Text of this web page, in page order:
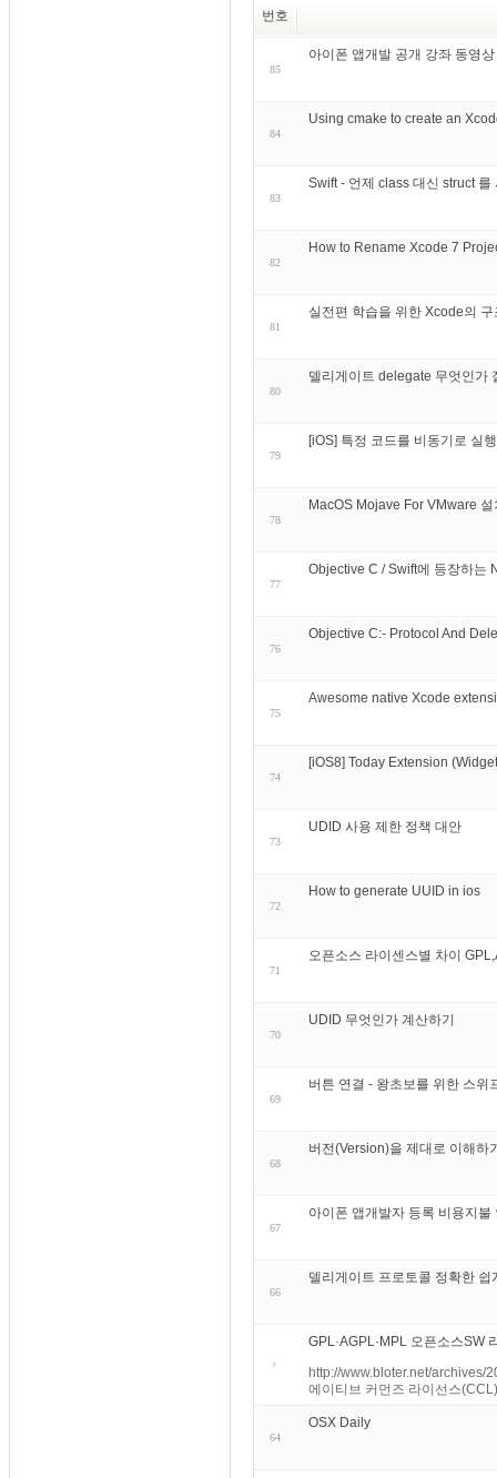
번호
85
아이폰 앱개발 공개 강좌 동영
84
Using cmake to create an
83
Swift - 언제 class 대신 struct 를
82
How to Rename Xcode 7
81
실전편 학습을 위한 Xcode의
80
델리게이트 delegate 무엇인가
79
[iOS] 특정 코드를 비동기로 실
78
MacOS Mojave For VMware 설
77
Objective C / Swift에 등장하는
76
Objective C:- Protocol And
75
Awesome native Xcode
74
[iOS8] Today Extension
73
UDID 사용 제한 정책 대안
72
How to generate UUID in ios
71
오픈소스 라이센스별 차이
70
UDID 무엇인가 계산하기
69
버튼 연결 - 왕초보를 위한 스
68
버전(Version)을 제대로 이해하
67
아이폰 앱개발자 등록 비용지
66
델리게이트 프로토콜 정확한
GPL·AGPL·MPL 오픈소스SW
http://www.bloter.net/archives/
에이티브 커먼즈 라이선스
64
OSX Daily